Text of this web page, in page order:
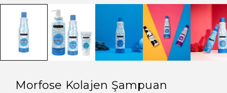
Morfose Kolajen Şampuan